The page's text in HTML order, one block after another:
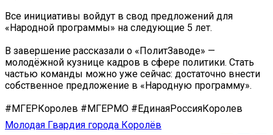
Все инициативы войдут в свод предложений для
«Народной программы» на следующие 5 лет.
В завершение рассказали о «ПолитЗаводе» —
молодёжной кузнице кадров в сфере политики. Стать
частью команды можно уже сейчас: достаточно внести
собственное предложение в «Народную программу».
#МГЕРКоролев #МГЕРМО #ЕдинаяРоссияКоролев
Молодая Гвардия города Королëв